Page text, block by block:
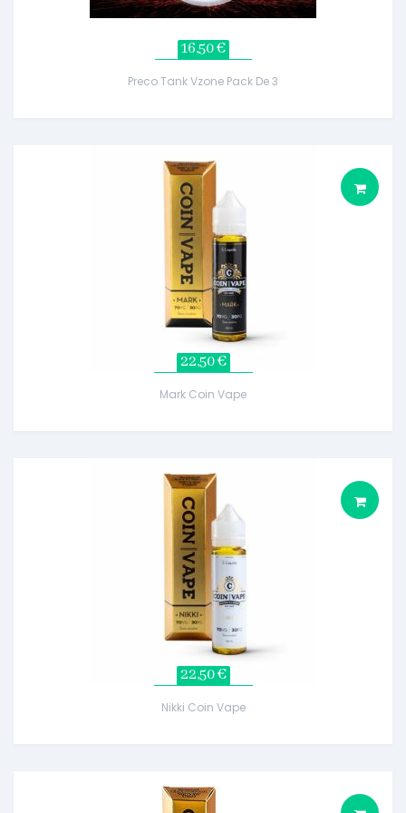
16,50 €
Preco Tank Vzone Pack De 3
22,50 €
Mark Coin Vape
22,50 €
Nikki Coin Vape